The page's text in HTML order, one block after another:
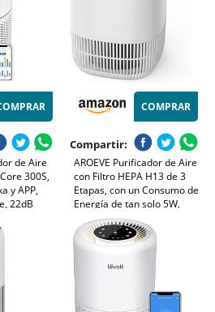
de Aire
300S,
y APP,
22dB
Alergia
COMPRAR
Compartir:
AROEVE Purificador de Aire
con Filtro HEPA H13 de 3
Etapas, con un Consumo de
Energía de tan solo 5W,
Silencioso a 22db con
Aroma, Combate el Polen,
el Humo y el Pelo de